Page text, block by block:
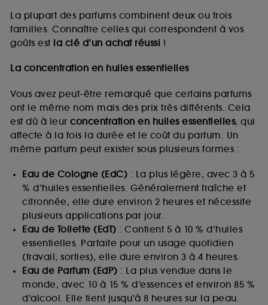
La plupart des parfums combinent deux ou trois
familles. Connaître celles qui correspondent à vos
goûts est la clé d’un achat réussi !
La concentration en huiles essentielles
Vous avez peut-être remarqué que certains parfums
ont le même nom mais des prix très différents. Cela
est dû à leur concentration en huiles essentielles, qui
affecte à la fois la durée et le coût du parfum. Un
même parfum peut exister sous plusieurs formes :
Eau de Cologne (EdC) : La plus légère, avec 3 à 5
% d’huiles essentielles. Généralement fraîche et
citronnée, elle dure environ 2 heures et nécessite
plusieurs applications par jour.
Eau de Toilette (EdT) : Contient 5 à 10 % d’huiles
essentielles. Parfaite pour un usage quotidien
(travail, sorties), elle dure environ 3 à 4 heures.
Eau de Parfum (EdP) : La plus vendue dans le
monde, avec 10 à 15 % d’essences et environ 85 %
d’alcool. Elle tient jusqu’à 8 heures sur la peau.